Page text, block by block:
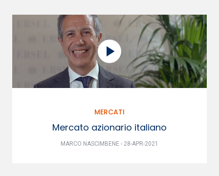
MERCATI
Mercato azionario italiano
MARCO NASCIMBENE - 28-APR-2021